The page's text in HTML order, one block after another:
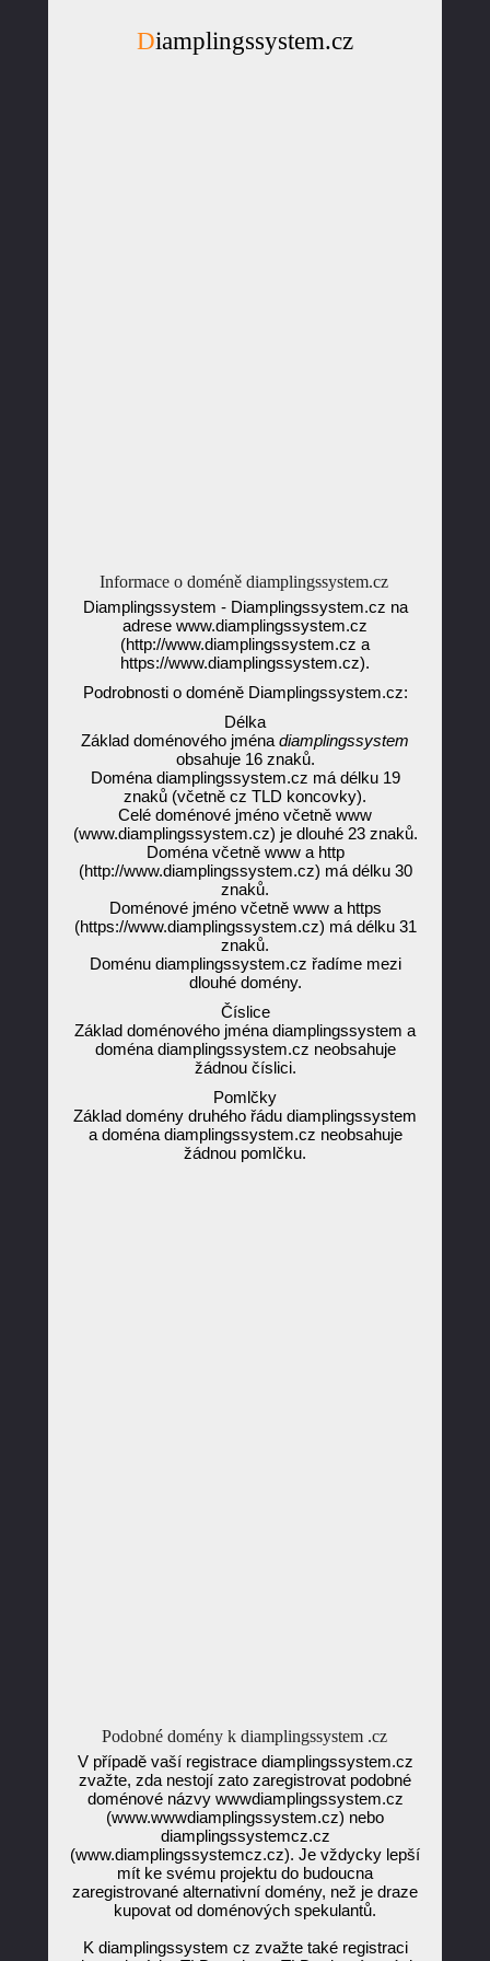
Diamplingssystem.cz
Informace o doméně diamplingssystem.cz
Diamplingssystem - Diamplingssystem.cz na
adrese www.diamplingssystem.cz
(http://www.diamplingssystem.cz a
https://www.diamplingssystem.cz).
Podrobnosti o doméně Diamplingssystem.cz:
Délka
Základ doménového jména diamplingssystem
obsahuje 16 znaků.
Doména diamplingssystem.cz má délku 19
znaků (včetně cz TLD koncovky).
Celé doménové jméno včetně www
(www.diamplingssystem.cz) je dlouhé 23 znaků.
Doména včetně www a http
(http://www.diamplingssystem.cz) má délku 30
znaků.
Doménové jméno včetně www a https
(https://www.diamplingssystem.cz) má délku 31
znaků.
Doménu diamplingssystem.cz řadíme mezi
dlouhé domény.
Číslice
Základ doménového jména diamplingssystem a
doména diamplingssystem.cz neobsahuje
žádnou číslici.
Pomlčky
Základ domény druhého řádu diamplingssystem
a doména diamplingssystem.cz neobsahuje
žádnou pomlčku.
Podobné domény k diamplingssystem .cz
V případě vaší registrace diamplingssystem.cz
zvažte, zda nestojí zato zaregistrovat podobné
doménové názvy wwwdiamplingssystem.cz
(www.wwwdiamplingssystem.cz) nebo
diamplingssystemcz.cz
(www.diamplingssystemcz.cz). Je vždycky lepší
mít ke svému projektu do budoucna
zaregistrované alternativní domény, než je draze
kupovat od doménových spekulantů.
K diamplingssystem cz zvažte také registraci